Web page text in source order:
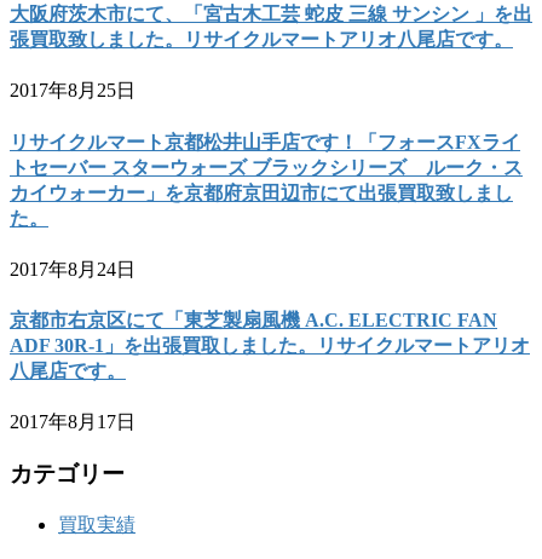
大阪府茨木市にて、「宮古木工芸 蛇皮 三線 サンシン 」を出
張買取致しました。リサイクルマートアリオ八尾店です。
2017年8月25日
リサイクルマート京都松井山手店です！「フォースFXライ
トセーバー スターウォーズ ブラックシリーズ ルーク・ス
カイウォーカー」を京都府京田辺市にて出張買取致しまし
た。
2017年8月24日
京都市右京区にて「東芝製扇風機 A.C. ELECTRIC FAN
ADF 30R-1」を出張買取しました。リサイクルマートアリオ
八尾店です。
2017年8月17日
カテゴリー
買取実績